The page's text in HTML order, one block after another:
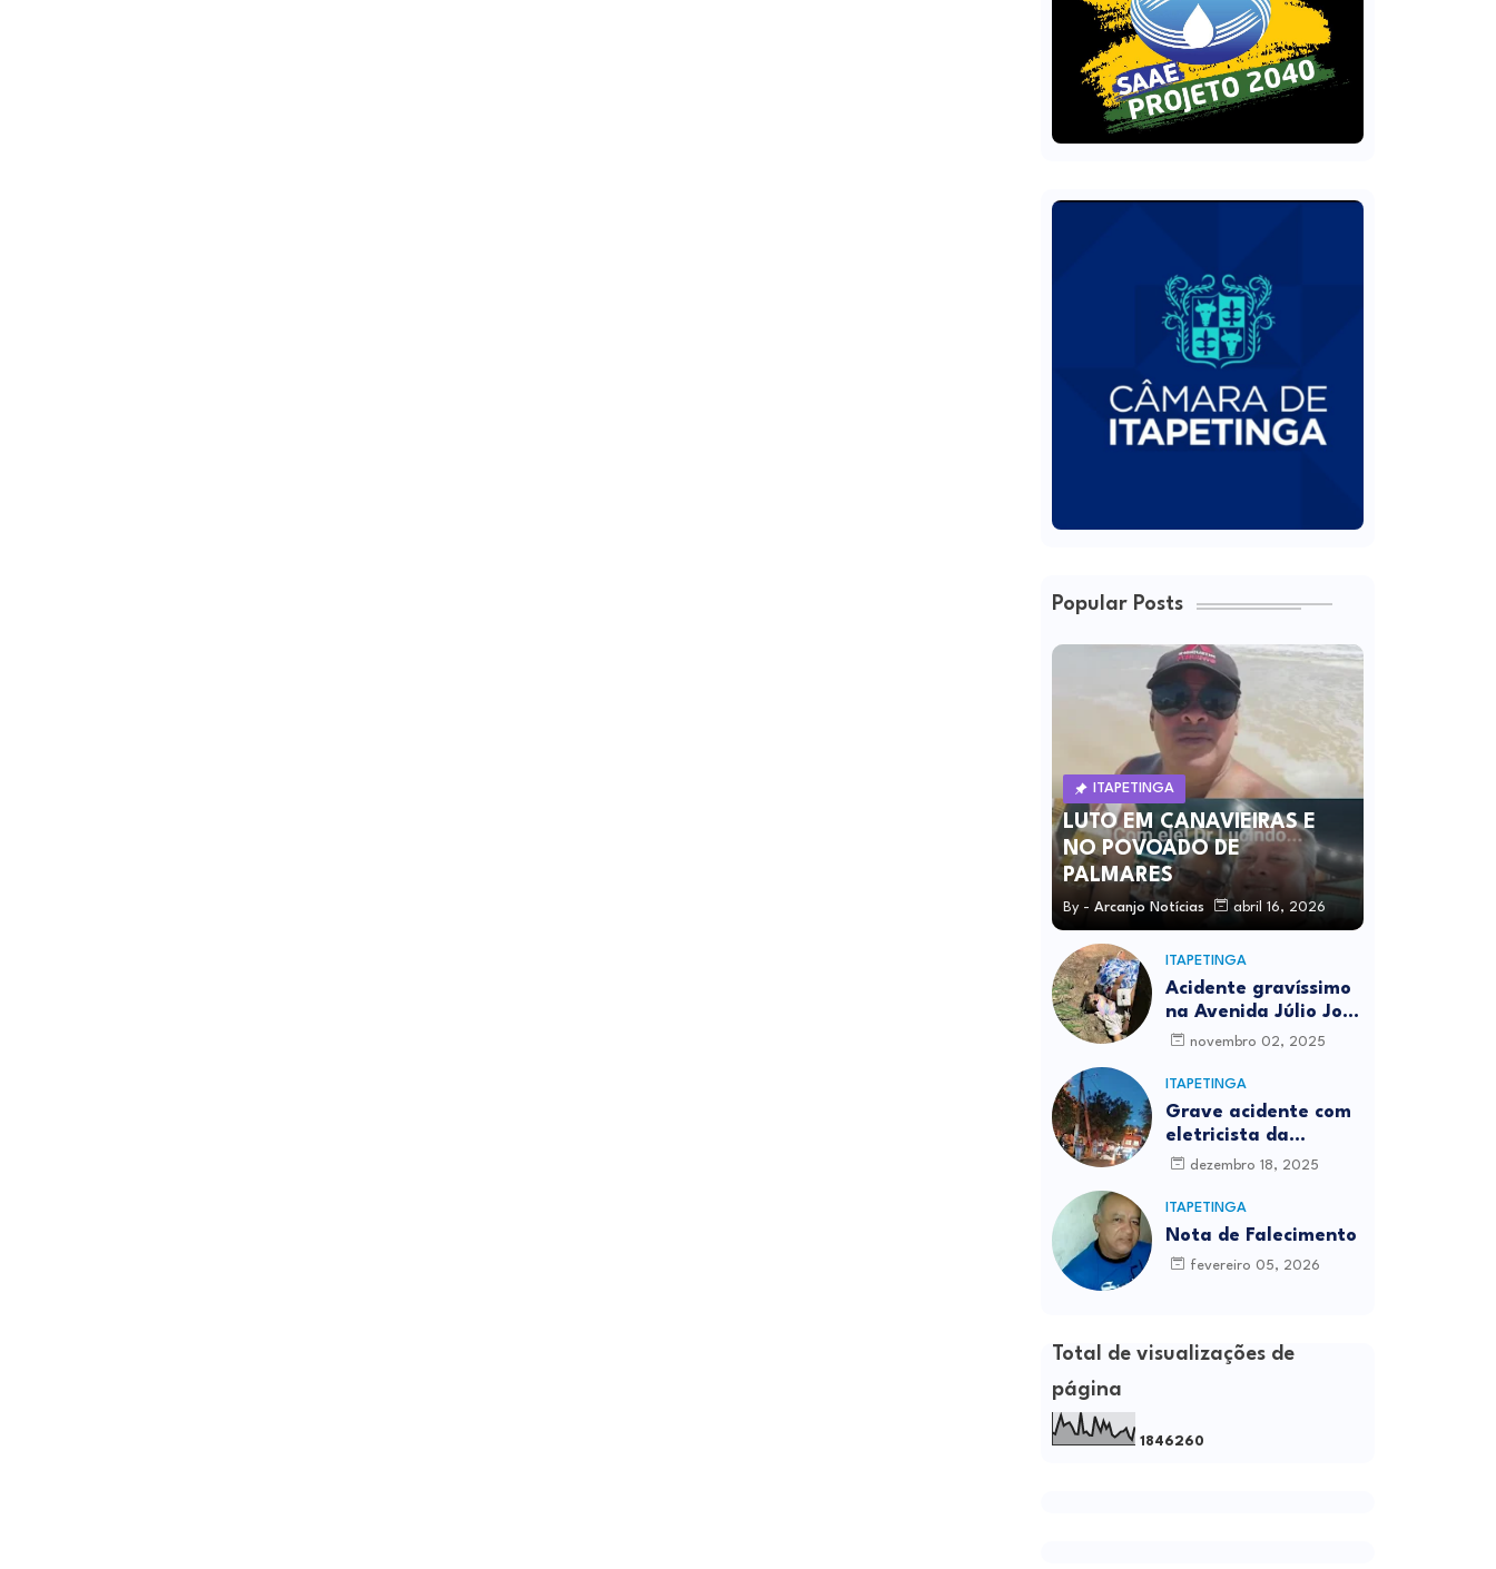
Popular Posts
ITAPETINGA
LUTO EM CANAVIEIRAS E
NO POVOADO DE
PALMARES
By - Arcanjo Notícias abril 16, 2026
ITAPETINGA
Acidente gravíssimo
na Avenida Júlio José
Rodrigues deixa um
novembro 02, 2025
ITAPETINGA
Grave acidente com
eletricista da
Prefeitura é
Itapetinga
dezembro 18, 2025
ITAPETINGA
Nota de Falecimento
fevereiro 05, 2026
Total de visualizações de
página
1 846260